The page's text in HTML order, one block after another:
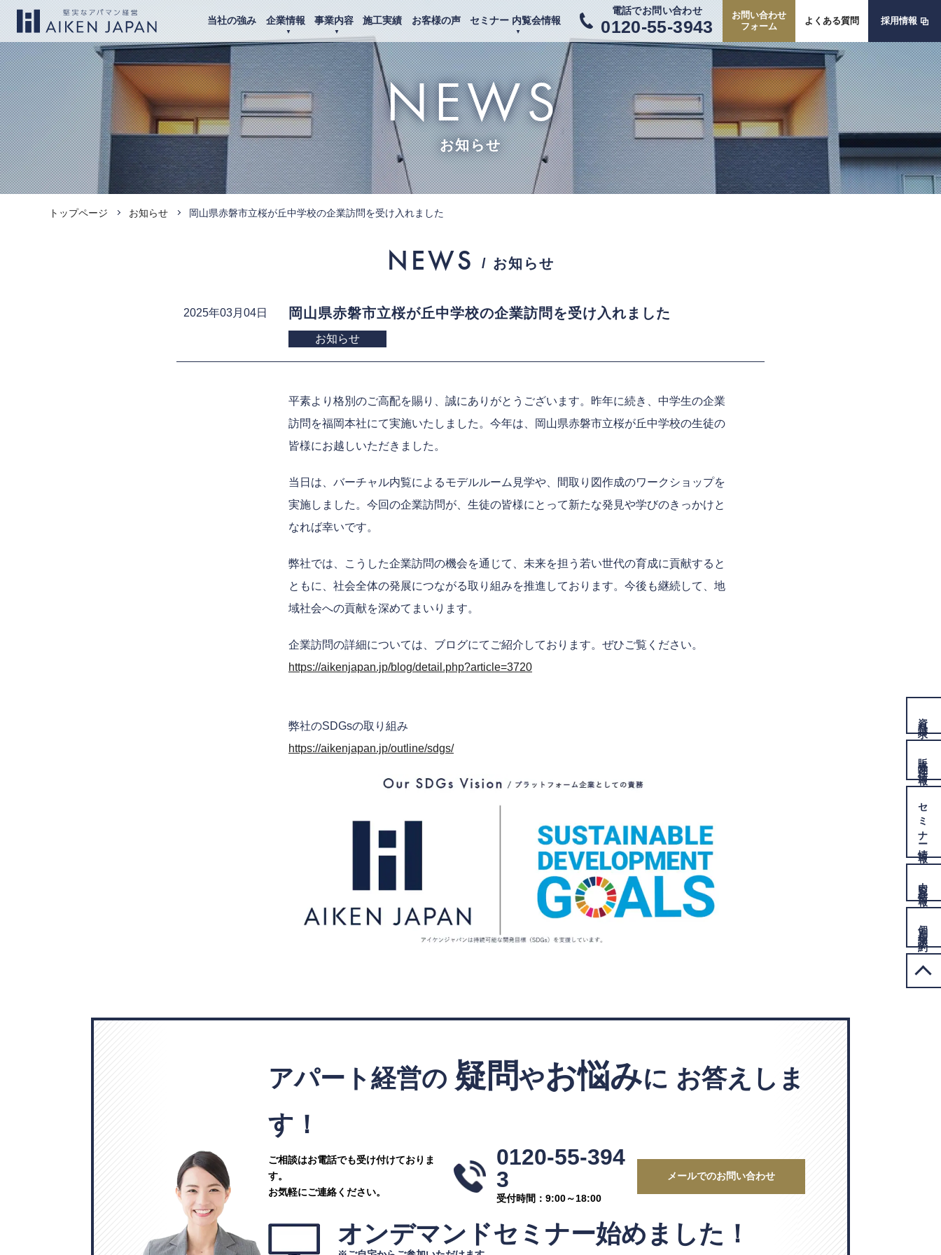
当社の強み 企業情報 事業内容 施工実績 お客様の声 セミナー 内覧会情報
電話でお問い合わせ
0120-55-3943
お問い合わせ
フォーム
よくある質問 採用情報
NEWS
お知らせ
トップページ お知らせ 岡山県赤磐市立桜が丘中学校の企業訪問を受け入れました
NEWS / お知らせ
2025年03月04日 岡山県赤磐市立桜が丘中学校の企業訪問を受け入れました
お知らせ
平素より格別のご高配を賜り、誠にありがとうございます。昨年に続き、中学生の企業
訪問を福岡本社にて実施いたしました。今年は、岡山県赤磐市立桜が丘中学校の生徒の
皆様にお越しいただきました。
当日は、バーチャル内覧によるモデルルーム見学や、間取り図作成のワークショップを
実施しました。今回の企業訪問が、生徒の皆様にとって新たな発見や学びのきっかけと
なれば幸いです。
弊社では、こうした企業訪問の機会を通じて、未来を担う若い世代の育成に貢献すると
ともに、社会全体の発展につながる取り組みを推進しております。今後も継続して、地
域社会への貢献を深めてまいります。
企業訪問の詳細については、ブログにてご紹介しております。ぜひご覧ください。
https://aikenjapan.jp/blog/detail.php?article=3720
弊社のSDGsの取り組み
https://aikenjapan.jp/outline/sdgs/
アパート経営の 疑問やお悩みに お答えしま
す！
ご相談はお電話でも受け付けておりま
す。
お気軽にご連絡ください。
0120-55-394
3
受付時間：9:00～18:00
メールでのお問い合わせ
オンデマンドセミナー始めました！
請求
販売物件
情報
セミナー
情報
情報
個別相談
予約